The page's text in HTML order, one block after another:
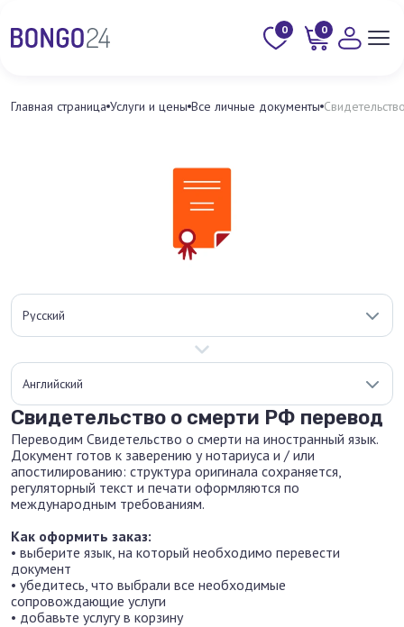
0 0
Главная страница Услуги и цены Все личные документы
Русский
Английский
Свидетельство о смерти РФ перевод
Переводим Свидетельство о смерти на иностранный язык.
Документ готов к заверению у нотариуса и / или
апостилированию: структура оригинала сохраняется,
регуляторный текст и печати оформляются по
международным требованиям.
Как оформить заказ:
• выберите язык, на который необходимо перевести
документ
• убедитесь, что выбрали все необходимые
сопровождающие услуги
• добавьте услугу в корзину